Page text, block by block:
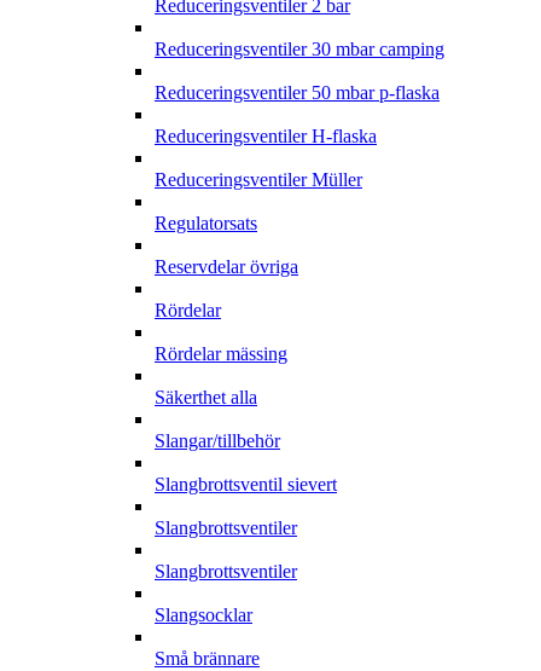
Reduceringsventiler 2 bar
Reduceringsventiler 30 mbar camping
Reduceringsventiler 50 mbar p-flaska
Reduceringsventiler H-flaska
Reduceringsventiler Müller
Regulatorsats
Reservdelar övriga
Rördelar
Rördelar mässing
Säkerthet alla
Slangar/tillbehör
Slangbrottsventil sievert
Slangbrottsventiler
Slangbrottsventiler
Slangsocklar
Små brännare